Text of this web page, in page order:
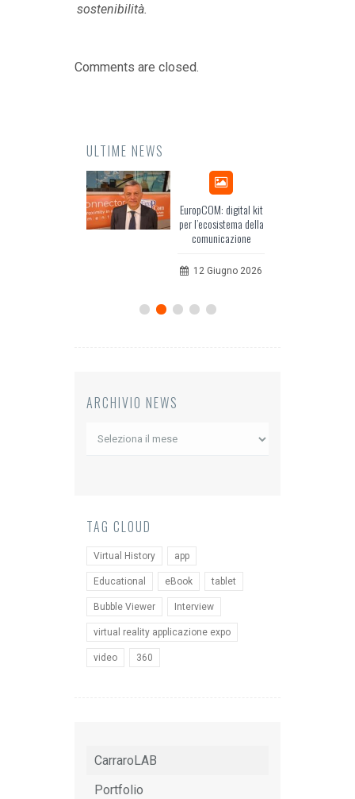
sostenibilità.
Comments are closed.
ULTIME NEWS
EuropCOM: digital kit
per l’ecosistema della
comunicazione
12 Giugno 2026
ARCHIVIO NEWS
Archivio
TAG CLOUD
Virtual History app
Educational eBook tablet
Bubble Viewer Interview
virtual reality applicazione expo
video 360
CarraroLAB
Portfolio